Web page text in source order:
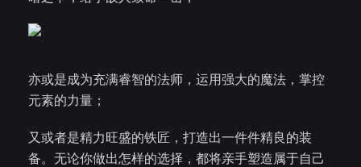
亦或是成为充满睿智的法师，运用强大的魔法，掌控
元素的力量；
又或者是精力旺盛的铁匠，打造出一件件精良的装
备。无论你做出怎样的选择，都将亲手塑造属于自己